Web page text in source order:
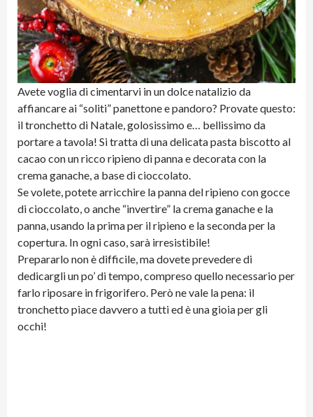
Avete voglia di cimentarvi in un dolce natalizio da
affiancare ai “soliti” panettone e pandoro? Provate questo:
il tronchetto di Natale, golosissimo e… bellissimo da
portare a tavola! Si tratta di una delicata pasta biscotto al
cacao con un ricco ripieno di panna e decorata con la
crema ganache, a base di cioccolato.
Se volete, potete arricchire la panna del ripieno con gocce
di cioccolato, o anche “invertire” la crema ganache e la
panna, usando la prima per il ripieno e la seconda per la
copertura. In ogni caso, sarà irresistibile!
Prepararlo non è difficile, ma dovete prevedere di
dedicargli un po’ di tempo, compreso quello necessario per
farlo riposare in frigorifero. Però ne vale la pena: il
tronchetto piace davvero a tutti ed è una gioia per gli
occhi!